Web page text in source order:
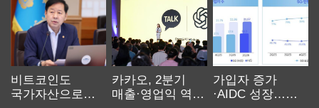
비트코인도
국가자산으로…'
카카오, 2분기
매출·영업익 역대
가입자 증가
·AIDC 성장…